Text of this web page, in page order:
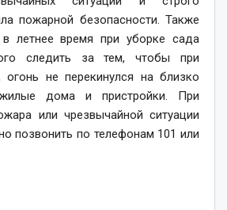
пожарной безопасности. Также
летнее время при уборке сада
следить за тем, чтобы при
огонь не перекинулся на близко
дома и пристройки. При
или чрезвычайной ситуации
позвонить по телефонам 101 или